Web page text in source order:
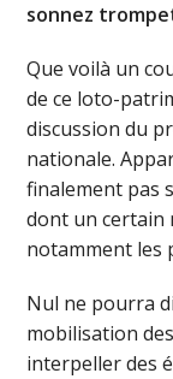
sonnez
Que voilà un
de ce loto-
discussion du
nationale.
finalement pas
dont un certain
notamment les
Nul ne pourra
mobilisation
interpeller des